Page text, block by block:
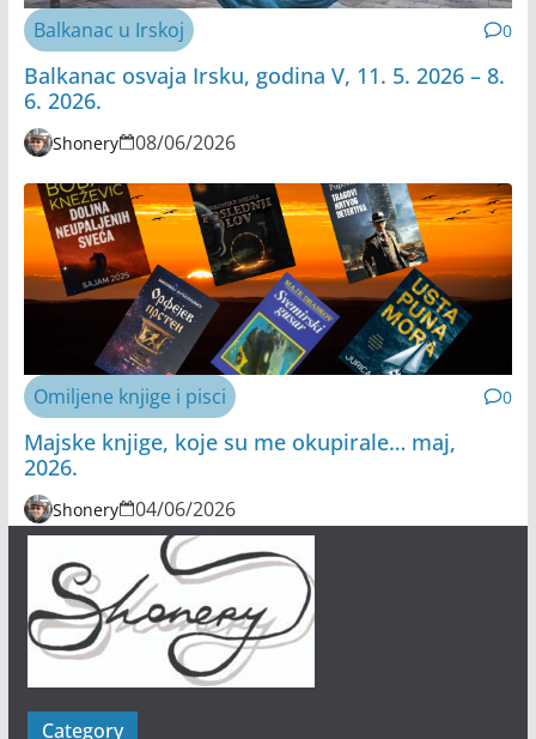
Balkanac u Irskoj 0
Balkanac osvaja Irsku, godina V, 11. 5. 2026 – 8.
6. 2026.
Shonery 08/06/2026
Omiljene knjige i pisci 0
Majske knjige, koje su me okupirale… maj,
2026.
Shonery 04/06/2026
Category